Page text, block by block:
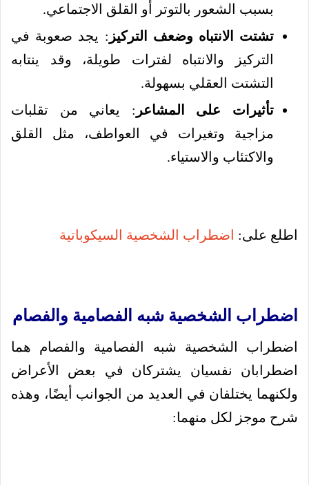
بسبب الشعور بالتوتر أو القلق الاجتماعي.
تشتت الانتباه وضعف التركيز : يجد صعوبة في
التركيز والانتباه لفترات طويلة، وقد ينتابه
التشتت العقلي بسهولة.
تأثيرات على المشاعر : يعاني من تقلبات
مزاجية وتغيرات في العواطف، مثل القلق
والاكتئاب والاستياء.
اطلع على: اضطراب الشخصية السيكوباتية
اضطراب الشخصية شبه الفصامية والفصام
اضطراب الشخصية شبه الفصامية والفصام هما
اضطرابان نفسيان يشتركان في بعض الأعراض
ولكنهما يختلفان في العديد من الجوانب أيضًا، وهذه
شرح موجز لكل منهما: